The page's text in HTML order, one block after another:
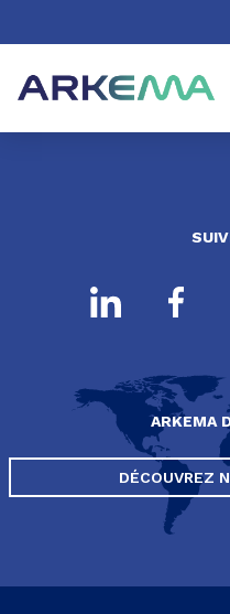
Aller à la recherche
ARKEMA
DÉCOUVREZ